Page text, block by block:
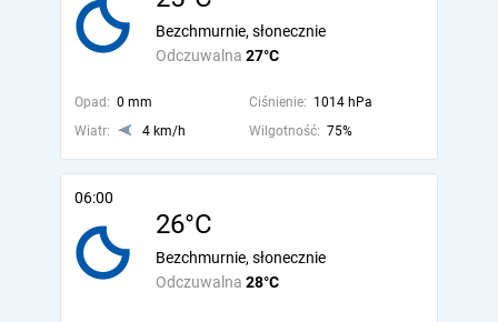
Odczuwalna 27°C
Bezchmurnie, słonecznie
Opad: 0 mm Ciśnienie: 1014 hPa
Wiatr:
4 km/h Wilgotność: 75%
06:00
26°C
Odczuwalna 28°C
Bezchmurnie, słonecznie